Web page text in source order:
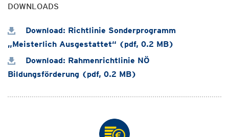
DOWNLOADS
Download: Richtlinie Sonderprogramm
„Meisterlich Ausgestattet“ (pdf, 0.2 MB)
Download: Rahmenrichtlinie NÖ
Bildungsförderung (pdf, 0.2 MB)